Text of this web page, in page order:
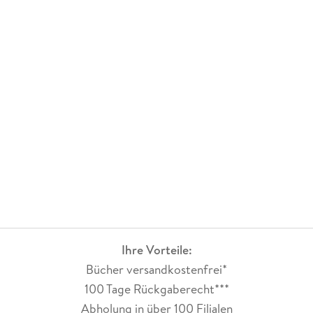
8. 4 . . . Sets . . . 189
Ihre Vorteile:
Bücher versandkostenfrei*
100 Tage Rückgaberecht***
Abholung in über 100 Filialen